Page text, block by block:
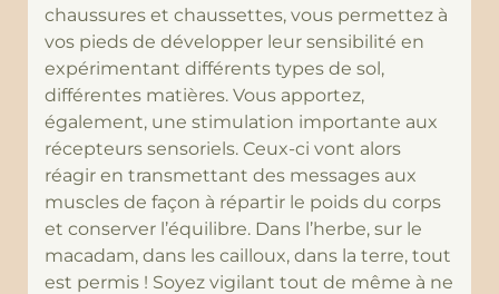
chaussures et chaussettes, vous permettez à
vos pieds de développer leur sensibilité en
expérimentant différents types de sol,
différentes matières. Vous apportez,
également, une stimulation importante aux
récepteurs sensoriels. Ceux-ci vont alors
réagir en transmettant des messages aux
muscles de façon à répartir le poids du corps
et conserver l’équilibre. Dans l’herbe, sur le
macadam, dans les cailloux, dans la terre, tout
est permis ! Soyez vigilant tout de même à ne